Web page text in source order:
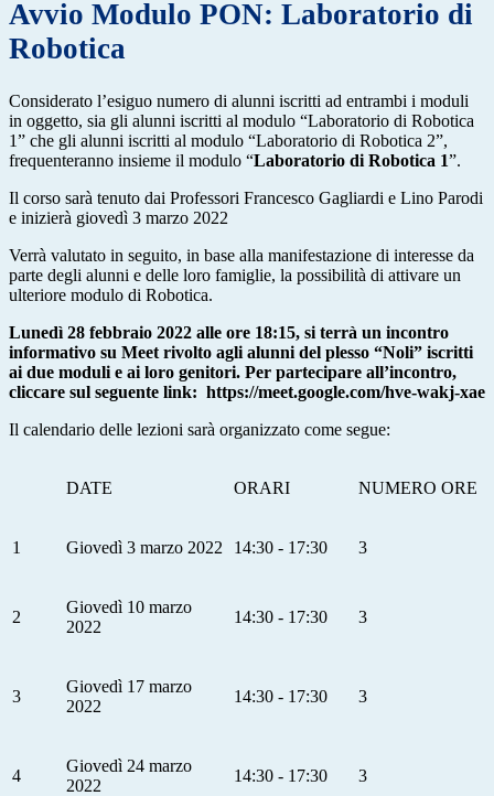
Avvio Modulo PON: Laboratorio di
Robotica
Considerato l’esiguo numero di alunni iscritti ad entrambi i moduli
in oggetto, sia gli alunni iscritti al modulo “Laboratorio di Robotica
1” che gli alunni iscritti al modulo “Laboratorio di Robotica 2”,
frequenteranno insieme il modulo “Laboratorio di Robotica 1”.
Il corso sarà tenuto dai Professori Francesco Gagliardi e Lino Parodi
e inizierà giovedì 3 marzo 2022
Verrà valutato in seguito, in base alla manifestazione di interesse da
parte degli alunni e delle loro famiglie, la possibilità di attivare un
ulteriore modulo di Robotica.
Lunedì 28 febbraio 2022 alle ore 18:15, si terrà un incontro
informativo su Meet rivolto agli alunni del plesso “Noli” iscritti
ai due moduli e ai loro genitori. Per partecipare all’incontro,
cliccare sul seguente link: https://meet.google.com/hve-wakj-xae
Il calendario delle lezioni sarà organizzato come segue:
DATE ORARI NUMERO ORE
1 Giovedì 3 marzo 2022 14:30 - 17:30 3
2
Giovedì 10 marzo
2022
14:30 - 17:30 3
3
Giovedì 17 marzo
2022
14:30 - 17:30 3
4
Giovedì 24 marzo
2022
14:30 - 17:30 3